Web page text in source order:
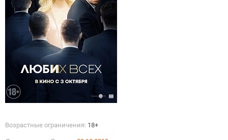
Возрастные ограничения: 18+